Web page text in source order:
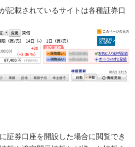
記載されているサイトは各種証券口
証券口座を開設した場合に閲覧でき